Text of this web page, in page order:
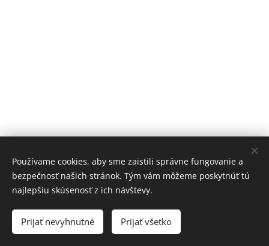
Cookies
Používame cookies, aby sme zaistili správne fungovanie a
bezpečnosť našich stránok. Tým vám môžeme poskytnúť tú
najlepšiu skúsenosť z ich návštevy.
Prijať nevyhnutné Prijať všetko